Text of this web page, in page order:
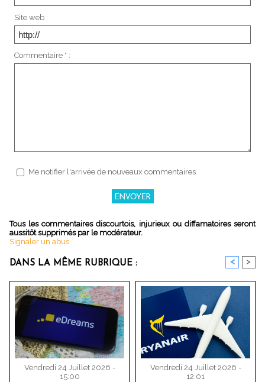
Site web :
Commentaire * :
Me notifier l'arrivée de nouveaux commentaires
Tous les commentaires discourtois, injurieux ou diffamatoires seront
aussitôt supprimés par le modérateur.
Signaler un abus
DANS LA MÊME RUBRIQUE : < >
Vendredi 24 Juillet 2026 -
15:00
Vendredi 24 Juillet 2026 -
12:01